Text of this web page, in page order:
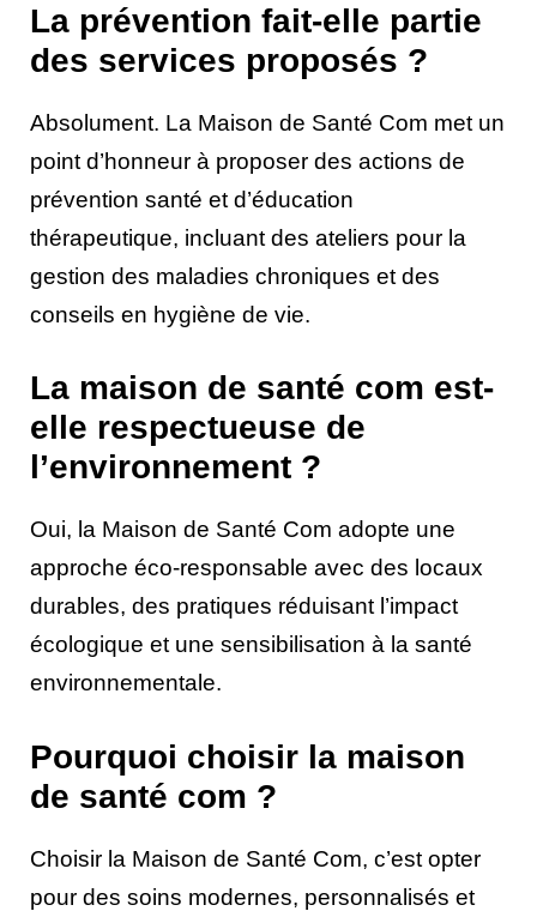
La prévention fait-elle partie
des services proposés ?
Absolument. La Maison de Santé Com met un
point d’honneur à proposer des actions de
prévention santé et d’éducation
thérapeutique, incluant des ateliers pour la
gestion des maladies chroniques et des
conseils en hygiène de vie.
La maison de santé com est-
elle respectueuse de
l’environnement ?
Oui, la Maison de Santé Com adopte une
approche éco-responsable avec des locaux
durables, des pratiques réduisant l’impact
écologique et une sensibilisation à la santé
environnementale.
Pourquoi choisir la maison
de santé com ?
Choisir la Maison de Santé Com, c’est opter
pour des soins modernes, personnalisés et